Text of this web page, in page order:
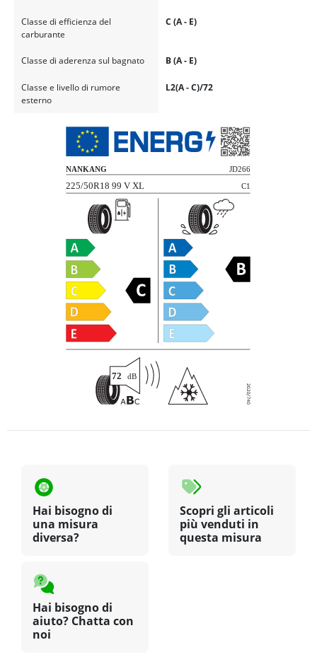
Classe di efficienza del
carburante
C (A - E)
Classe di aderenza sul bagnato B (A - E)
Classe e livello di rumore
esterno
L2(A - C)/72
Hai bisogno di
una misura
diversa?
Scopri gli articoli
più venduti in
questa misura
Hai bisogno di
aiuto? Chatta con
noi